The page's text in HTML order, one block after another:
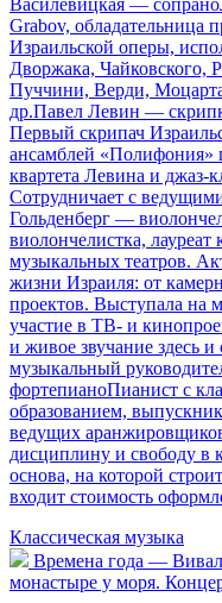
Василевицкая —
Grabov, обладательница
Израильской оперы,
Дворжака, Чайковского,
Пуччини, Верди,
др.Павел Левин —
Первый скрипач
ансамблей «Полифония»
квартета Левина и джаз-
Сотрудничает с
Гольденберг —
виолончелистка,
музыкальных театров.
жизни Израиля: от
проектов. Выступала на
участие в ТВ- и
и живое звучание здесь
музыкальный
фортепианоПианист с
образованием,
ведущих
дисциплину и свободу в
основа, на которой
входит стоимость
Классическая музыка
Времена года —
монастыре у моря.